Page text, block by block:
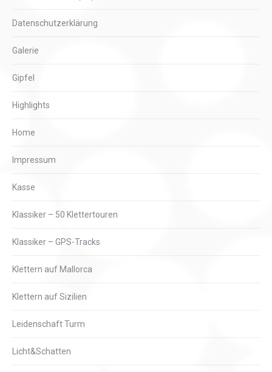
Datenschutzerklärung
Galerie
Gipfel
Highlights
Home
Impressum
Kasse
Klassiker – 50 Klettertouren
Klassiker – GPS-Tracks
Klettern auf Mallorca
Klettern auf Sizilien
Leidenschaft Turm
Licht&Schatten